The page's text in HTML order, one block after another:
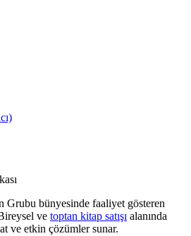
Grubu bünyesinde faaliyet gösteren
ve toptan kitap satışı alanında
ve etkin çözümler sunar.